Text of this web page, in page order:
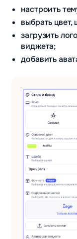
настроить
выбрать
загрузить
виджета;
добавить